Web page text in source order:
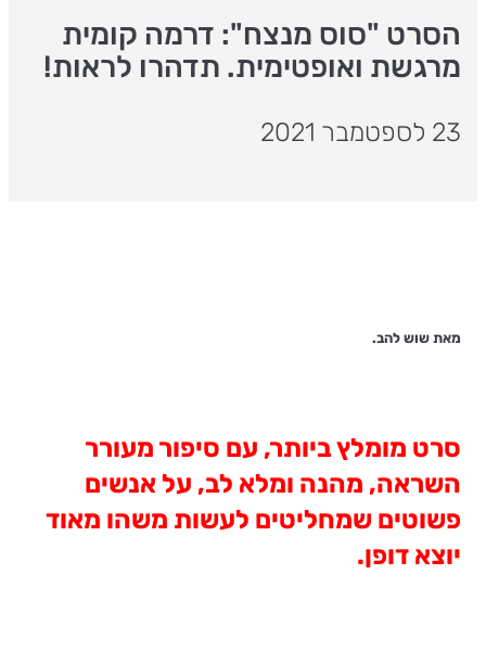
הסרט "סוס מנצח": דרמה קומית
מרגשת ואופטימית. תדהרו לראות!
23 לספטמבר 2021
מאת שוש להב.
סרט מומלץ ביותר, עם סיפור מעורר
השראה, מהנה ומלא לב, על אנשים
פשוטים שמחליטים לעשות משהו מאוד
יוצא דופן.